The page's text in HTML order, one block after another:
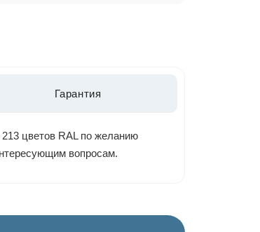
Гарантия
цветов RAL по желанию
вопросам.